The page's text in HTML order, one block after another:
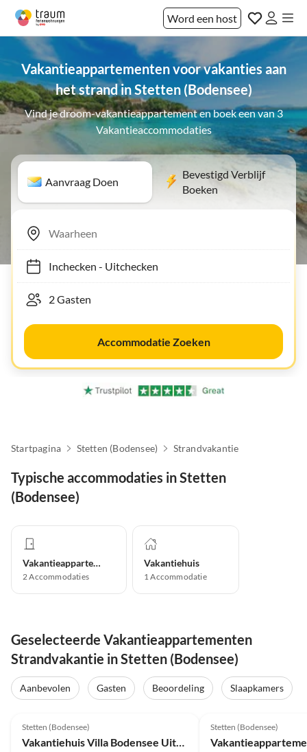
Word een host
Vakantieappartementen voor vakanties aan
het strand in Stetten (Bodensee)
Vind je droom-vakantieappartement en boek een van 3
Vakantieaccommodaties
Aanvraag Doen
Bevestigd Verblijf
Boeken
Inchecken- Uitchecken
Accommodatie Zoeken
Startpagina Stetten (Bodensee) Strandvakantie
Typische accommodaties in Stetten
(Bodensee)
Vakantieappartement
2Accommodaties
Vakantiehuis
1Accommodatie
Geselecteerde Vakantieappartementen
Strandvakantie in Stetten (Bodensee)
Aanbevolen Gasten Beoordeling Slaapkamers
Prijs voor 2025
Stetten (Bodensee) Stetten (Bodensee)